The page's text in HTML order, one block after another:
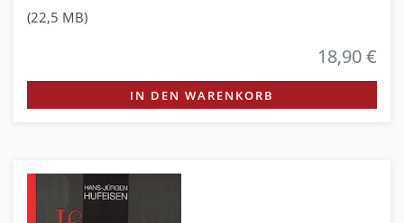
(22,5 MB)
18,90 €
IN DEN WARENKORB